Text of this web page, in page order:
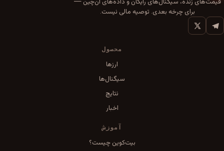
برای چرخه بعدی. توصیه مالی نیست.
محصول
ارزها
سیگنال‌ها
نتایج
اخبار
آموزش
بیت‌کوین چیست؟